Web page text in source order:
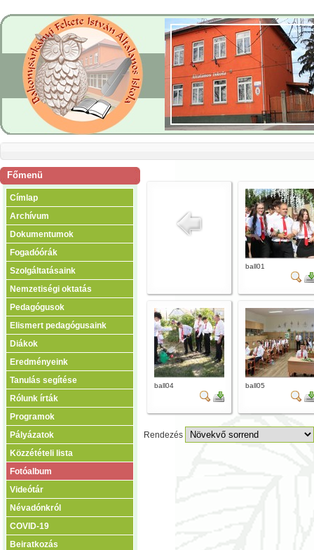
Főmenü
Címlap
Archívum
Dokumentumok
Fogadóórák
Szolgáltatásaink
Nemzetiségi oktatás
Pedagógusok
Elismert pedagógusaink
Diákok
Eredményeink
Tanulás segítése
Rólunk írták
Programok
Pályázatok
Közzétételi lista
Fotóalbum
Videótár
Névadónkról
COVID-19
Beiratkozás
ball01
ball04 ball05
Rendezés